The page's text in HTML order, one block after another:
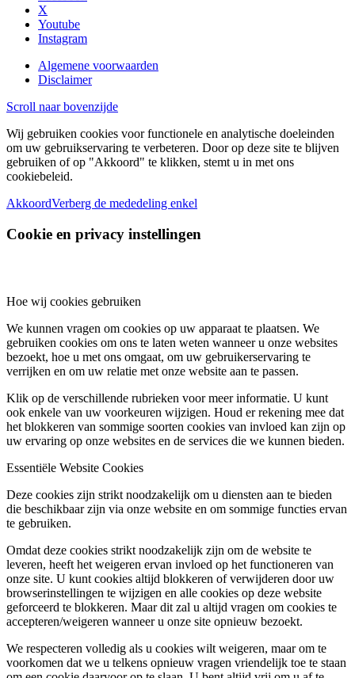
X
Youtube
Instagram
Algemene voorwaarden
Disclaimer
Scroll naar bovenzijde
Wij gebruiken cookies voor functionele en analytische doeleinden
om uw gebruikservaring te verbeteren. Door op deze site te blijven
gebruiken of op "Akkoord" te klikken, stemt u in met ons
cookiebeleid.
AkkoordVerberg de mededeling enkel
Cookie en privacy instellingen
Hoe wij cookies gebruiken
We kunnen vragen om cookies op uw apparaat te plaatsen. We
gebruiken cookies om ons te laten weten wanneer u onze websites
bezoekt, hoe u met ons omgaat, om uw gebruikerservaring te
verrijken en om uw relatie met onze website aan te passen.
Klik op de verschillende rubrieken voor meer informatie. U kunt
ook enkele van uw voorkeuren wijzigen. Houd er rekening mee dat
het blokkeren van sommige soorten cookies van invloed kan zijn op
uw ervaring op onze websites en de services die we kunnen bieden.
Essentiële Website Cookies
Deze cookies zijn strikt noodzakelijk om u diensten aan te bieden
die beschikbaar zijn via onze website en om sommige functies ervan
te gebruiken.
Omdat deze cookies strikt noodzakelijk zijn om de website te
leveren, heeft het weigeren ervan invloed op het functioneren van
onze site. U kunt cookies altijd blokkeren of verwijderen door uw
browserinstellingen te wijzigen en alle cookies op deze website
geforceerd te blokkeren. Maar dit zal u altijd vragen om cookies te
accepteren/weigeren wanneer u onze site opnieuw bezoekt.
We respecteren volledig als u cookies wilt weigeren, maar om te
voorkomen dat we u telkens opnieuw vragen vriendelijk toe te staan